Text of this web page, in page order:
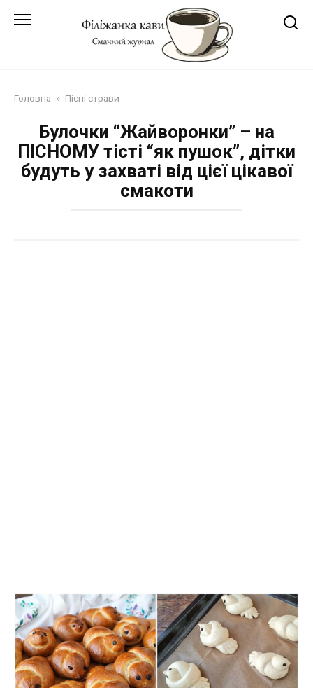
Головна » Пісні страви
Булочки “Жайворонки” – на
ПІСНОМУ тісті “як пушок”, дітки
будуть у захваті від цієї цікавої
смакоти